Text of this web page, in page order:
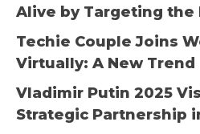
Alive by Targeting the
Techie Couple Joins
Virtually: A New Trend
Vladimir Putin 2025
Strategic Partnership